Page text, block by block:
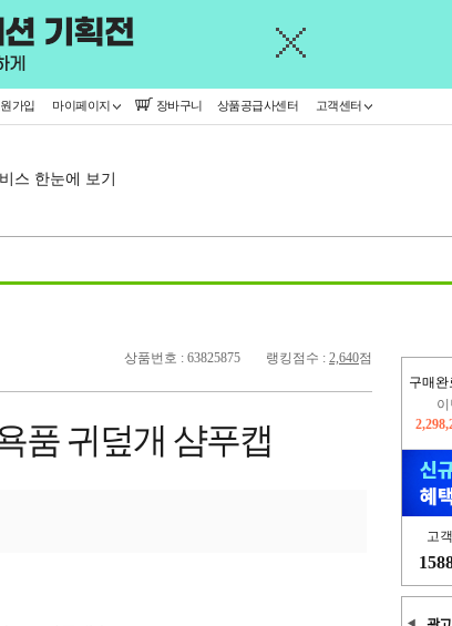
가입 마이페이지 장바구니 상품공급사센터 고객센터
스 한눈에 보기
구매완
고
상품번호 : 63825875 랭킹점수 : 2,640점
품 귀덮개 샴푸캡